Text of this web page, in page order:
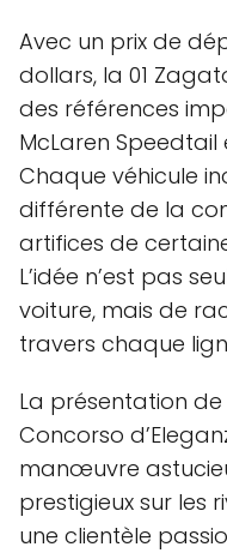
Avec un prix de
dollars, la 01
des références
McLaren Speedtail
Chaque véhicule
différente de la
artifices de
L’idée n’est pas
voiture, mais de
travers chaque
La présentation
Concorso
manœuvre
prestigieux sur les
une clientèle